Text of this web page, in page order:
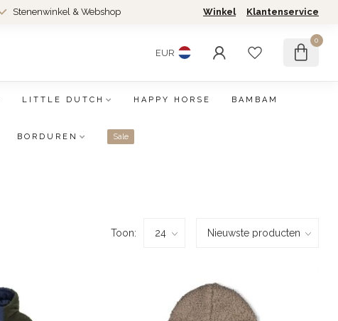
Stenenwinkel & Webshop Winkel Klantenservice
EUR
0
LITTLE DUTCH HAPPY HORSE BAMBAM
BORDUREN Sale
Toon: